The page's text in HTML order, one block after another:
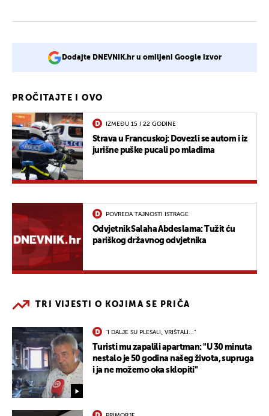
Dodajte DNEVNIK.hr u omiljeni Google izvor
PROČITAJTE I OVO
IZMEĐU 15 I 22 GODINE
Strava u Francuskoj: Dovezli se autom i iz
jurišne puške pucali po mladima
POVREDA TAJNOSTI ISTRAGE
Odvjetnik Salaha Abdeslama: Tužit ću
pariškog državnog odvjetnika
TRI VIJESTI O KOJIMA SE PRIČA
"I DALJE SU PLESALI, VRIŠTALI..."
Turisti mu zapalili apartman: "U 30 minuta
nestalo je 50 godina našeg života, supruga
i ja ne možemo oka sklopiti"